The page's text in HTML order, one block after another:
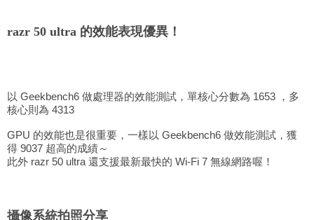
razr 50 ultra 的效能表現優異！
以 Geekbench6 做處理器的效能測試，單核心分數為 1653 ，多
核心則為 4313
GPU 的效能也是很重要，一樣以 Geekbench6 做效能測試，獲
得 9037 超高的成績～
此外 razr 50 ultra 還支援最新最快的 Wi-Fi 7 無線網路喔！
攝像系統拍照分享